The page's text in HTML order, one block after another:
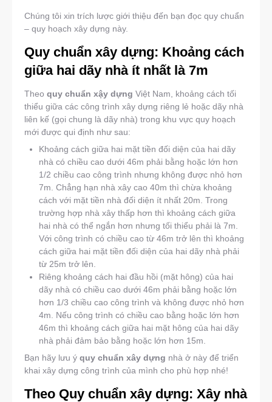
Chúng tôi xin trích lược giới thiệu đến bạn đọc quy chuẩn
– quy hoạch xây dựng này.
Quy chuẩn xây dựng: Khoảng cách
giữa hai dãy nhà ít nhất là 7m
Theo quy chuẩn xậy dựng Việt Nam, khoảng cách tối
thiểu giữa các công trình xây dựng riêng lẻ hoặc dãy nhà
liên kế (gọi chung là dãy nhà) trong khu vực quy hoạch
mới được qui định như sau:
Khoảng cách giữa hai mặt tiền đối diện của hai dãy
nhà có chiều cao dưới 46m phải bằng hoặc lớn hơn
1/2 chiều cao công trình nhưng không được nhỏ hơn
7m. Chẳng hạn nhà xây cao 40m thì chừa khoảng
cách với mặt tiền nhà đối diện ít nhất 20m. Trong
trường hợp nhà xây thấp hơn thì khoảng cách giữa
hai nhà có thể ngắn hơn nhưng tối thiểu phải là 7m.
Với công trình có chiều cao từ 46m trở lên thì khoảng
cách giữa hai mặt tiền đối diện của hai dãy nhà phải
từ 25m trở lên.
Riêng khoảng cách hai đầu hồi (mặt hông) của hai
dãy nhà có chiều cao dưới 46m phải bằng hoặc lớn
hơn 1/3 chiều cao công trình và không được nhỏ hơn
4m. Nếu công trình có chiều cao bằng hoặc lớn hơn
46m thì khoảng cách giữa hai mặt hông của hai dãy
nhà phải đảm bảo bằng hoặc lớn hơn 15m.
Bạn hãy lưu ý quy chuẩn xây dựng nhà ở này để triển
khai xây dựng công trình của mình cho phù hợp nhé!
Theo Quy chuẩn xây dựng: Xây nhà